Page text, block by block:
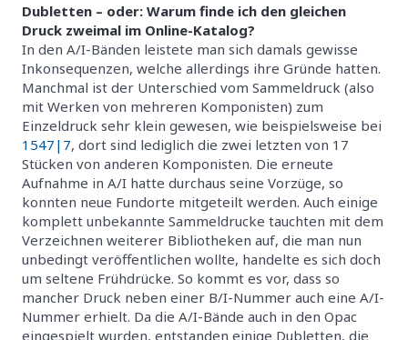
Dubletten – oder: Warum finde ich den gleichen
Druck zweimal im Online-Katalog?
In den A/I-Bänden leistete man sich damals gewisse
Inkonsequenzen, welche allerdings ihre Gründe hatten.
Manchmal ist der Unterschied vom Sammeldruck (also
mit Werken von mehreren Komponisten) zum
Einzeldruck sehr klein gewesen, wie beispielsweise bei
1547|7, dort sind lediglich die zwei letzten von 17
Stücken von anderen Komponisten. Die erneute
Aufnahme in A/I hatte durchaus seine Vorzüge, so
konnten neue Fundorte mitgeteilt werden. Auch einige
komplett unbekannte Sammeldrucke tauchten mit dem
Verzeichnen weiterer Bibliotheken auf, die man nun
unbedingt veröffentlichen wollte, handelte es sich doch
um seltene Frühdrücke. So kommt es vor, dass so
mancher Druck neben einer B/I-Nummer auch eine A/I-
Nummer erhielt. Da die A/I-Bände auch in den Opac
eingespielt wurden, entstanden einige Dubletten, die